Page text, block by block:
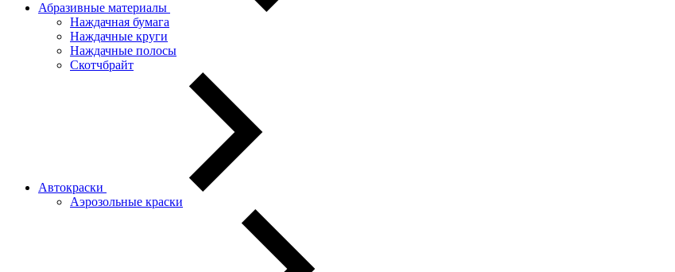
Абразивные материалы
Наждачная бумага
Наждачные круги
Наждачные полосы
Скотчбрайт
Автокраски
Аэрозольные краски